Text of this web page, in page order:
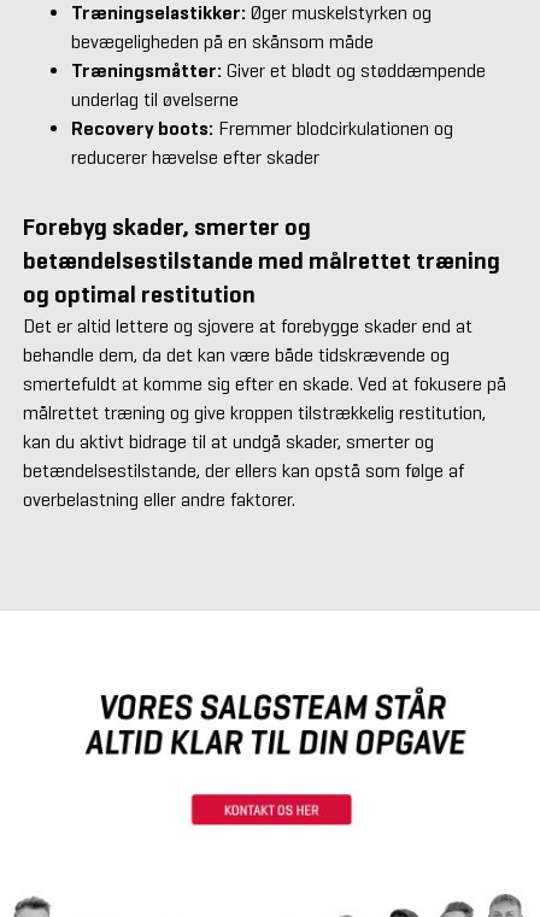
Træningselastikker: Øger muskelstyrken og
bevægeligheden på en skånsom måde
Træningsmåtter: Giver et blødt og støddæmpende
underlag til øvelserne
Recovery boots: Fremmer blodcirkulationen og
reducerer hævelse efter skader
Forebyg skader, smerter og
betændelsestilstande med målrettet træning
og optimal restitution
Det er altid lettere og sjovere at forebygge skader end at
behandle dem, da det kan være både tidskrævende og
smertefuldt at komme sig efter en skade. Ved at fokusere på
målrettet træning og give kroppen tilstrækkelig restitution,
kan du aktivt bidrage til at undgå skader, smerter og
betændelsestilstande, der ellers kan opstå som følge af
overbelastning eller andre faktorer.